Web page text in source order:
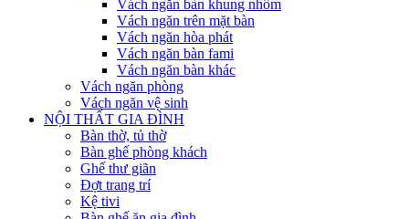
Vách ngăn bàn khung nhôm
Vách ngăn trên mặt bàn
Vách ngăn hòa phát
Vách ngăn bàn fami
Vách ngăn bàn khác
Vách ngăn phòng
Vách ngăn vệ sinh
NỘI THẤT GIA ĐÌNH
Bàn thờ, tủ thờ
Bàn ghế phòng khách
Ghế thư giãn
Đợt trang trí
Kệ tivi